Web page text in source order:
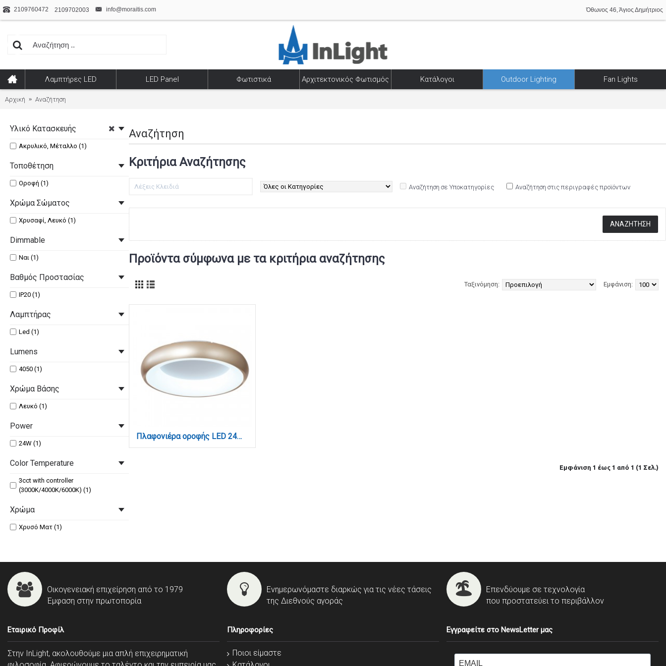
2109760472 2109702003 info@moraitis.com Όθωνος 46, Άγιος Δημήτριος
Λαμπτήρες LED LED Panel Φωτιστικά Αρχιτεκτονικός Φωτισμός Κατάλογοι Outdoor Lighting Fan Lights
Αρχική Αναζήτηση
Υλικό Κατασκευής
Ακρυλικό, Μέταλλο (1)
Τοποθέτηση
Οροφή (1)
Χρώμα Σώματος
Χρυσαφί, Λευκό (1)
Dimmable
Ναι (1)
Βαθμός Προστασίας
IP20 (1)
Λαμπτήρας
Led (1)
Lumens
4050 (1)
Χρώμα Βάσης
Λευκό (1)
Power
24W (1)
Color Temperature
3cct with controller
(3000K/4000K/6000K) (1)
Χρώμα
Χρυσό Ματ (1)
Αναζήτηση
Κριτήρια Αναζήτησης
Αναζήτηση σε Υποκατηγορίες Αναζήτηση στις περιγραφές προϊόντων
Προϊόντα σύμφωνα με τα κριτήρια αναζήτησης
Εμφάνιση:
Ταξινόμηση:
Πλαφονιέρα οροφής LED 24W 3CCT από χρυσαφί και λευκό ακρυλικό D:40cm (42021-B-Golden)
Εμφάνιση 1 έως 1 από 1 (1 Σελ.)
Οικογενειακή επιχείρηση από το 1979
Έμφαση στην πρωτοπορία
Ενημερωνόμαστε διαρκώς για τις νέες τάσεις
της Διεθνούς αγοράς
Επενδύουμε σε τεχνολογία
που προστατεύει το περιβάλλον
Εταιρικό Προφίλ
Στην InLight, ακολουθούμε μια απλή επιχειρηματική
Πληροφορίες
Ποιοι είμαστε
Εγγραφείτε στο NewsLetter μας